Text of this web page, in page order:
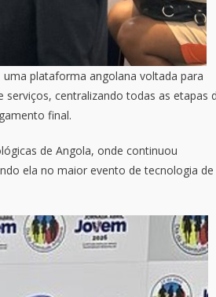
plataforma angolana voltada para
centralizando todas as etapas
final.
de Angola, onde continuou
ela no maior evento de tecnologia de